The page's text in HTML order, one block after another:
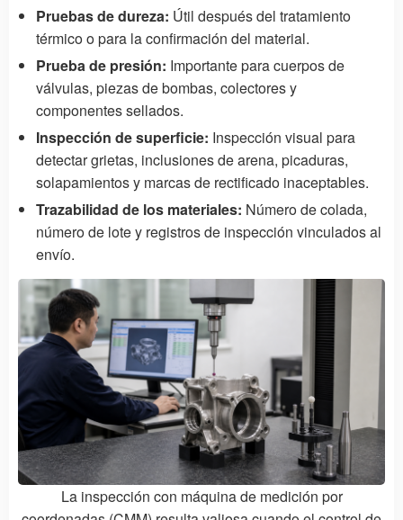
Pruebas de dureza: Útil después del tratamiento
térmico o para la confirmación del material.
Prueba de presión: Importante para cuerpos de
válvulas, piezas de bombas, colectores y
componentes sellados.
Inspección de superficie: Inspección visual para
detectar grietas, inclusiones de arena, picaduras,
solapamientos y marcas de rectificado inaceptables.
Trazabilidad de los materiales: Número de colada,
número de lote y registros de inspección vinculados al
envío.
La inspección con máquina de medición por